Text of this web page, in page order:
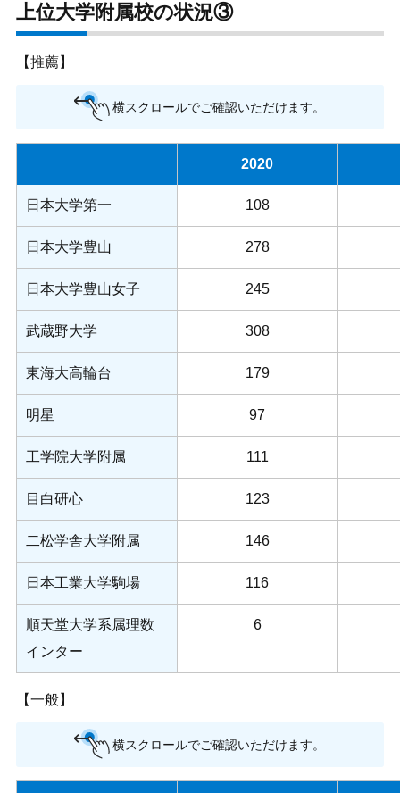
上位大学附属校の状況③
【推薦】
横スクロールでご確認いただけます。
2020
日本大学第一 108
日本大学豊山 278
日本大学豊山女子 245
武蔵野大学 308
東海大高輪台 179
明星 97
工学院大学附属 111
目白研心 123
二松学舎大学附属 146
日本工業大学駒場 116
順天堂大学系属理数
インター
6
【一般】
横スクロールでご確認いただけます。